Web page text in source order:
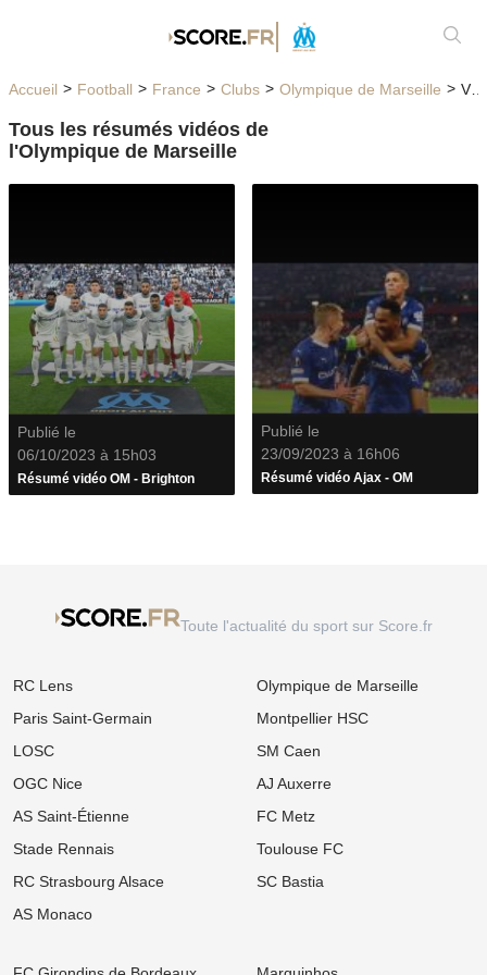
Accueil Football France Clubs Olympique de Marseille Vidéos
Tous les résumés vidéos de
l'Olympique de Marseille
Publié le
06/10/2023 à 15h03
Résumé vidéo OM - Brighton
Publié le
23/09/2023 à 16h06
Résumé vidéo Ajax - OM
Toute l'actualité du sport sur Score.fr
RC Lens
Paris Saint-Germain
LOSC
OGC Nice
AS Saint-Étienne
Stade Rennais
RC Strasbourg Alsace
AS Monaco
Olympique de Marseille
Montpellier HSC
SM Caen
AJ Auxerre
FC Metz
Toulouse FC
SC Bastia